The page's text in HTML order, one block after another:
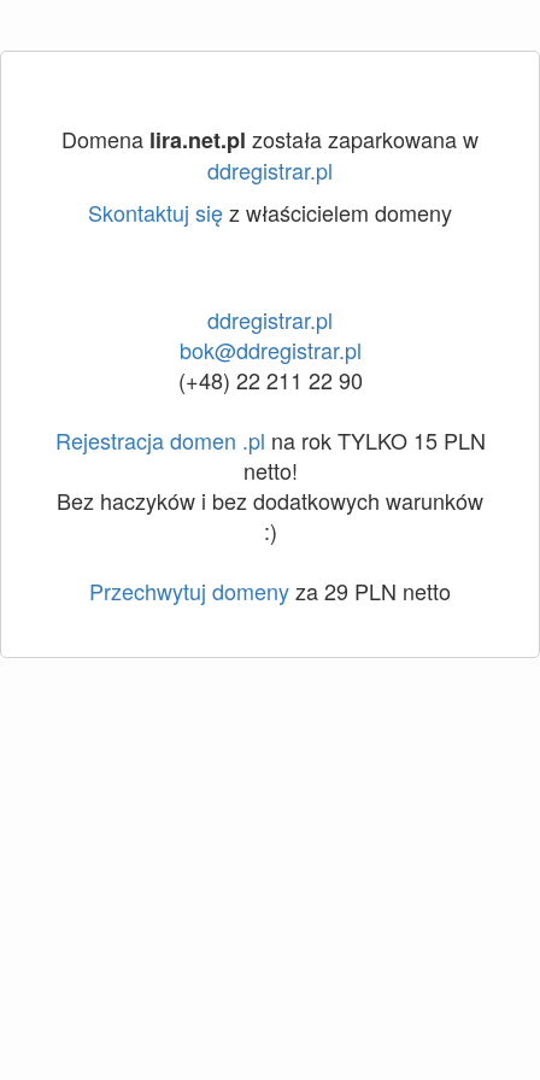
Domena lira.net.pl została zaparkowana w
ddregistrar.pl
Skontaktuj sięz właścicielem domeny
ddregistrar.pl
bok@ddregistrar.pl
(+48) 22 211 22 90
Rejestracja domen .pl na rok TYLKO 15 PLN
netto!
Bez haczyków i bez dodatkowych warunków
:)
Przechwytuj domenyza 29 PLN netto